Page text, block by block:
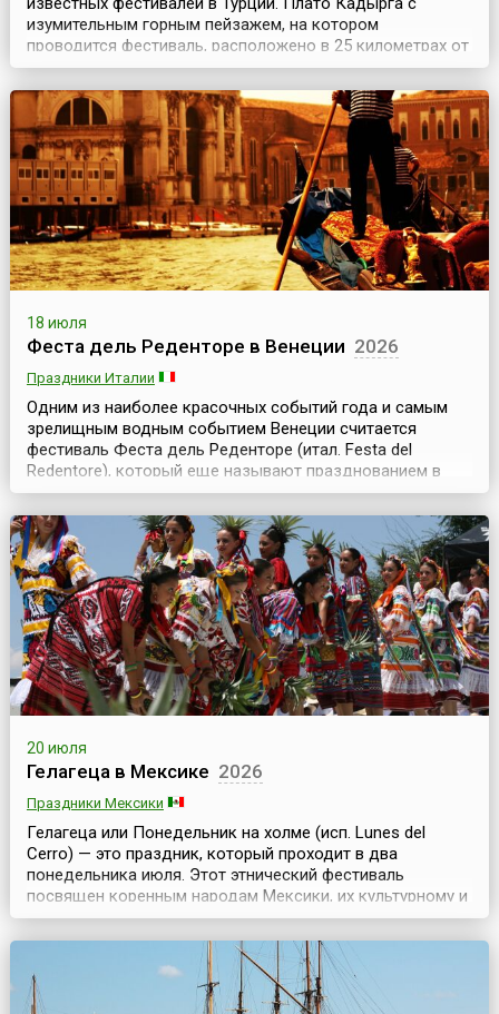
изумительным горным пейзажем, на котором
проводится фестиваль, расположено в 25 километрах от
города Тоня провинции Трабзон (Trabzon).Жители
примыкающих к плато районов собираются на плато на
третьей неделе июля и три дня проводят в шумном
веселье. Некоторые из фестивальных мероприятий
предп...
18 июля
Феста дель Реденторе в Венеции 2026
Праздники Италии
Одним из наиболее красочных событий года и самым
зрелищным водным событием Венеции считается
фестиваль Феста дель Реденторе (итал. Festa del
Redentore), который еще называют празднованием в
честь Спасителя. Фестиваль проводится ежегодно в
третьи выходные июля и по традиции продолжается два
дня, но различные мероприятия начинаются еще в
пятницу. История возникновения фестиваля связана со
ст...
20 июля
Гелагеца в Мексике 2026
Праздники Мексики
Гелагеца или Понедельник на холме (исп. Lunes del
Cerro) — это праздник, который проходит в два
понедельника июля. Этот этнический фестиваль
посвящен коренным народам Мексики, их культурному и
языковому разнообразию и является важным
культурным событием для региона. Как и многие другие
праздники в Мексике, Гелагеца не обходится без
спиртного. Штат Оахака — единственное место в
Мексике, где гот...